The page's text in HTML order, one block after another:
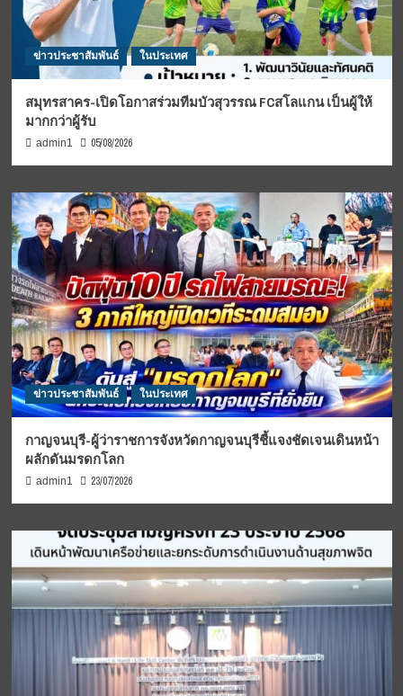
ข่าวประชาสัมพันธ์ ในประเทศ
สมุทรสาคร-เปิดโอกาสร่วมทีมบัวสุวรรณ FCสโลแกน เป็นผู้ให้
มากกว่าผู้รับ
admin1 05/08/2026
ข่าวประชาสัมพันธ์ ในประเทศ
กาญจนบุรี-ผู้ว่าราชการจังหวัดกาญจนบุรีชี้แจงชัดเจนเดินหน้า
ผลักดันมรดกโลก
admin1 23/07/2026